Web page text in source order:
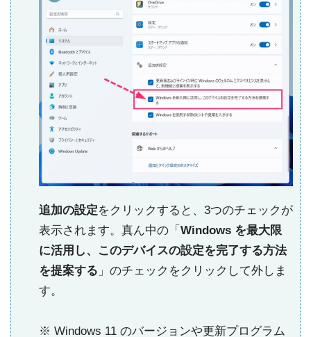
追加の設定をクリックすると、3つのチェックが
表示されます。真ん中の「 Windows を最大限
に活用し、このデバイスの設定を完了する方法
を提案する 」のチェックをクリックして外しま
す。
※ Windows 11 のバージョンや更新プログラム